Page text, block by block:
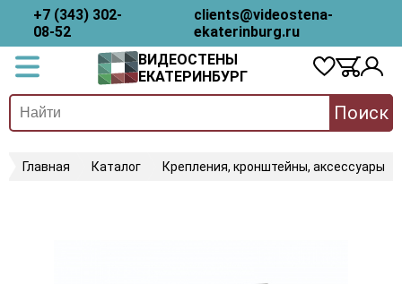
+7 (343) 302-
08-52
clients@videostena-
ekaterinburg.ru
ВИДЕОСТЕНЫ
ЕКАТЕРИНБУРГ
Поиск
Главная Каталог Крепления, кронштейны, аксессуары